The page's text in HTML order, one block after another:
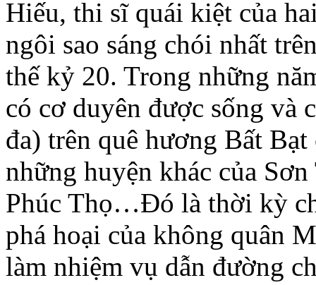
Hiếu, thi sĩ quái kiệt của
ngôi sao sáng chói nhất
thế kỷ 20. Trong những
có cơ duyên được sống và
đa) trên quê hương Bất
những huyện khác của
Phúc Thọ…Đó là thời kỳ
phá hoại của không quân
làm nhiệm vụ dẫn đường